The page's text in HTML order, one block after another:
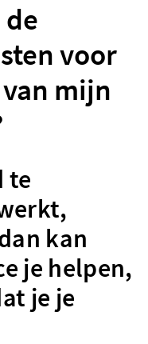
voor
mijn
te
kan
je helpen,
je je